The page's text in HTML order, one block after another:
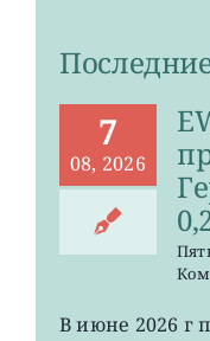
7
08, 2026
В июне 2026 г